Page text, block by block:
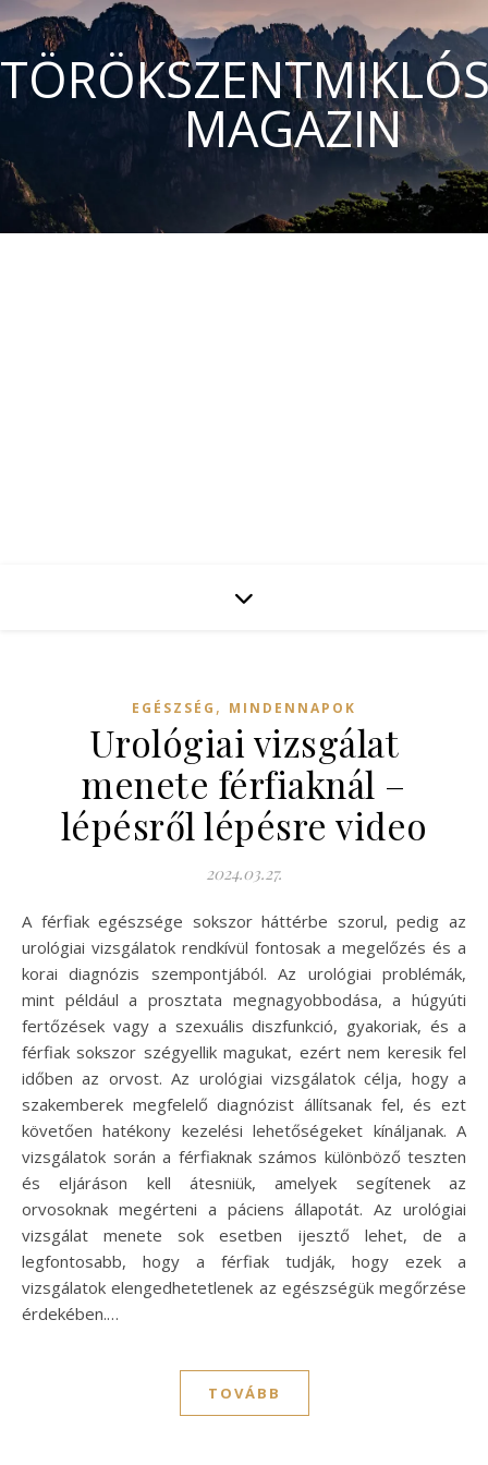
MAGAZIN
EGÉSZSÉG , MINDENNAPOK
Urológiai vizsgálat
menete férfiaknál –
lépésről lépésre video
2024.03.27.
A férfiak egészsége sokszor háttérbe szorul, pedig az
urológiai vizsgálatok rendkívül fontosak a megelőzés és a
korai diagnózis szempontjából. Az urológiai problémák,
mint például a prosztata megnagyobbodása, a húgyúti
fertőzések vagy a szexuális diszfunkció, gyakoriak, és a
férfiak sokszor szégyellik magukat, ezért nem keresik fel
időben az orvost. Az urológiai vizsgálatok célja, hogy a
szakemberek megfelelő diagnózist állítsanak fel, és ezt
követően hatékony kezelési lehetőségeket kínáljanak. A
vizsgálatok során a férfiaknak számos különböző teszten
és eljáráson kell átesniük, amelyek segítenek az
orvosoknak megérteni a páciens állapotát. Az urológiai
vizsgálat menete sok esetben ijesztő lehet, de a
legfontosabb, hogy a férfiak tudják, hogy ezek a
vizsgálatok elengedhetetlenek az egészségük megőrzése
érdekében.…
TOVÁBB